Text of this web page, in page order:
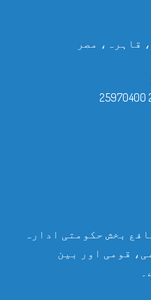
قاہرہ، مصر
بخش حکومتی ادارہ
قومی اور بین